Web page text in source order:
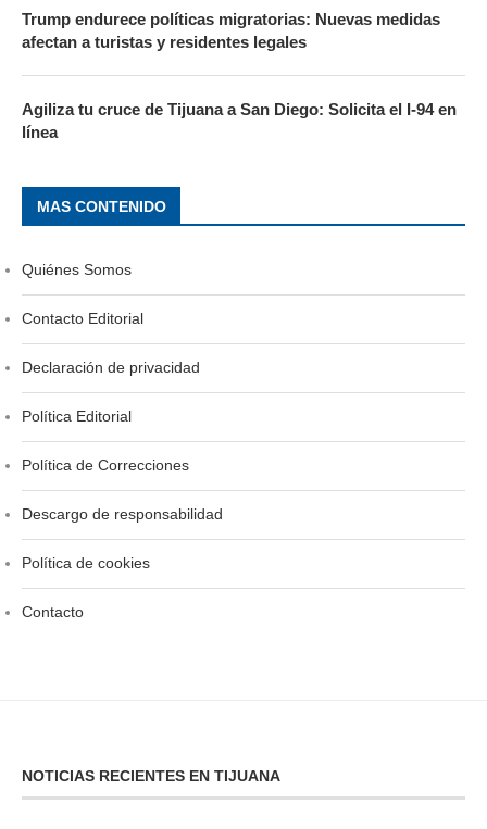
Trump endurece políticas migratorias: Nuevas medidas
afectan a turistas y residentes legales
Agiliza tu cruce de Tijuana a San Diego: Solicita el I-94 en
línea
MAS CONTENIDO
Quiénes Somos
Contacto Editorial
Declaración de privacidad
Política Editorial
Política de Correcciones
Descargo de responsabilidad
Política de cookies
Contacto
NOTICIAS RECIENTES EN TIJUANA